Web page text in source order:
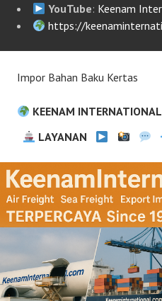
YouTube: Keenam
https://
Impor Bahan Baku Kertas
KEENAM INTERNATIONAL
LAYANAN